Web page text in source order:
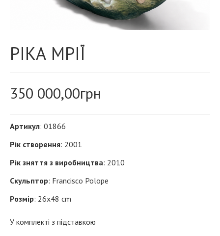
РІКА МРІЇ
350 000,00грн
Артикул: 01866
Рік створення: 2001
Рік зняття з виробництва: 2010
Скульптор: Francisco Polope
Розмір: 26x48 cm
У комплекті з підставкою